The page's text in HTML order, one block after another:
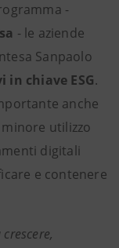
-
- le aziende
Sanpaolo
in chiave ESG.
anche
minore utilizzo
digitali
e contenere